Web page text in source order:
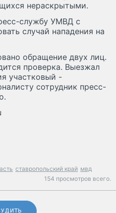
нераскрытыми.
службу УМВД с
случай нападения на
обращение двух лиц.
проверка. Выезжал
участковый -
сотрудник пресс-
ставропольский край мвд
154 просмотров всего.